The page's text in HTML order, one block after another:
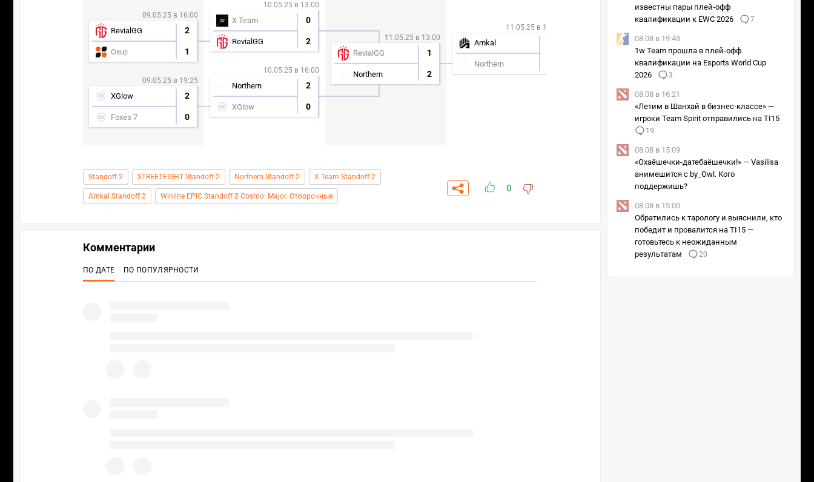
09.05.25 в 16:00
RevialGG 2
Oxuji 1
09.05.25 в 19:25
XGlow 2
Foxes 7 0
10.05.25 в 13:00
X Team 0
RevialGG 2
10.05.25 в 16:00
Northern 2
XGlow 0
11.05.25 в 13:00
RevialGG 1
Northern 2
11.05.25 в 16:30
Amkal
Northern
Standoff 2 STREETEIGHT Standoff 2 Northern Standoff 2 X Team Standoff 2
Amkal Standoff 2 Winline EPIC Standoff 2 Cosmo: Major. Отборочные
0
известны пары плей-офф
квалификации к EWC 2026
7
08.08 в 19:43
1w Team прошла в плей-офф
квалификации на Esports World Cup
2026
3
08.08 в 16:21
«Летим в Шанхай в бизнес-классе» —
игроки Team Spirit отправились на TI15
19
08.08 в 15:09
«Охаёшечки-датебаёшечки!» — Vasilisa
анимешится с by_Owl. Кого
поддержишь?
08.08 в 15:00
Обратились к тарологу и выяснили, кто
победит и провалится на TI15 —
готовьтесь к неожиданным
результатам
20
Комментарии
ПО ДАТЕ ПО ПОПУЛЯРНОСТИ